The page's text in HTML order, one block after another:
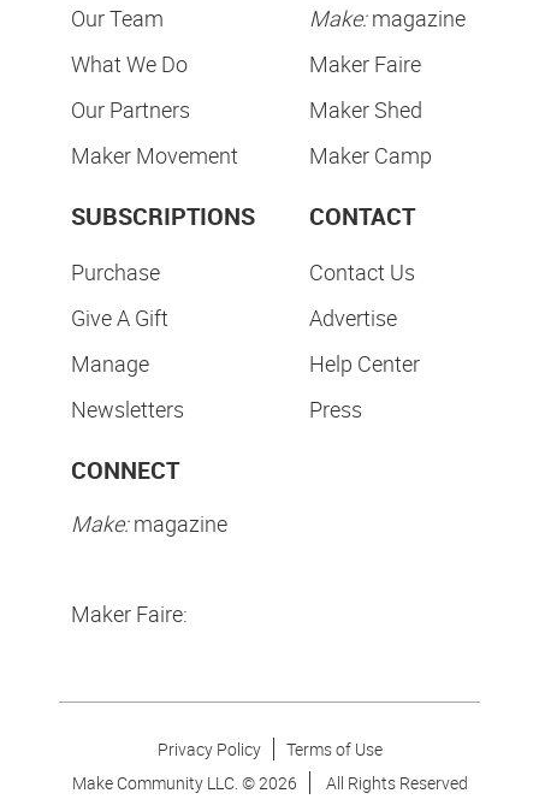
Our Team
What We Do
Our Partners
Maker Movement
Make:magazine
Maker Faire
Maker Shed
Maker Camp
SUBSCRIPTIONS
Purchase
Give A Gift
Manage
Newsletters
CONTACT
Contact Us
Advertise
Help Center
Press
CONNECT
Make:magazine
Maker Faire:
Privacy Policy
Terms of Use
Make Community LLC. ©2026 All Rights Reserved